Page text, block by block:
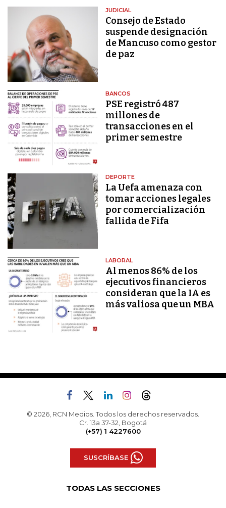
JUDICIAL
Consejo de Estado
suspende designación
de Mancuso como gestor
de paz
BANCOS
PSE registró 487
millones de
transacciones en el
primer semestre
DEPORTE
La Uefa amenaza con
tomar acciones legales
por comercialización
fallida de Fifa
LABORAL
Al menos 86% de los
ejecutivos financieros
consideran que la IA es
más valiosa que un MBA
© 2026, RCN Medios. Todos los derechos reservados.
Cr. 13a 37-32, Bogotá
(+57) 1 4227600
SUSCRÍBASE
TODAS LAS SECCIONES